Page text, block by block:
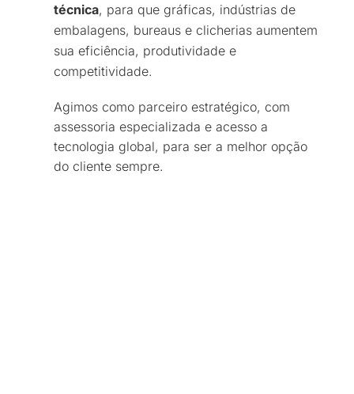
técnica, para que gráficas, indústrias de
embalagens, bureaus e clicherias aumentem
sua eficiência, produtividade e
competitividade.
Agimos como parceiro estratégico, com
assessoria especializada e acesso a
tecnologia global, para ser a melhor opção
do cliente sempre.